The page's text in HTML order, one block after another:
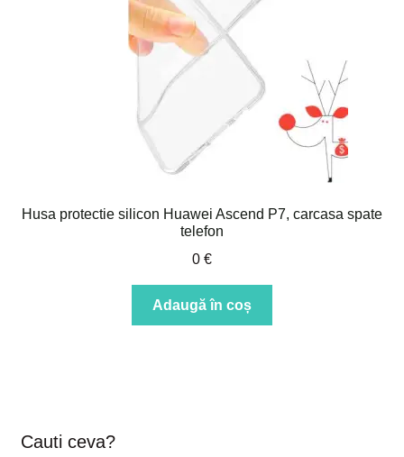
Husa protectie silicon Huawei Ascend P7, carcasa spate
telefon
0 €
Adaugă în coș
Cauti ceva?